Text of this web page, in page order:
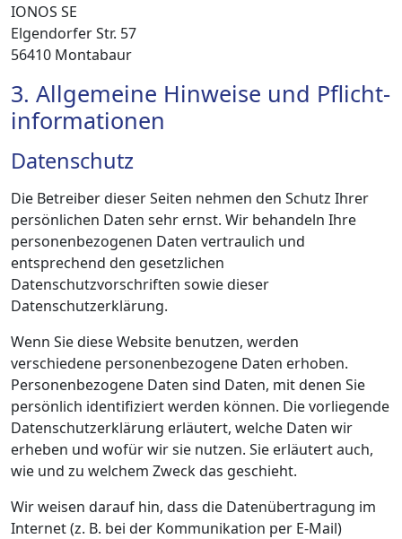
IONOS SE
Elgendorfer Str. 57
56410 Montabaur
3. Allgemeine Hinweise und Pflicht­
informationen
Datenschutz
Die Betreiber dieser Seiten nehmen den Schutz Ihrer
persönlichen Daten sehr ernst. Wir behandeln Ihre
personenbezogenen Daten vertraulich und
entsprechend den gesetzlichen
Datenschutzvorschriften sowie dieser
Datenschutzerklärung.
Wenn Sie diese Website benutzen, werden
verschiedene personenbezogene Daten erhoben.
Personenbezogene Daten sind Daten, mit denen Sie
persönlich identifiziert werden können. Die vorliegende
Datenschutzerklärung erläutert, welche Daten wir
erheben und wofür wir sie nutzen. Sie erläutert auch,
wie und zu welchem Zweck das geschieht.
Wir weisen darauf hin, dass die Datenübertragung im
Internet (z. B. bei der Kommunikation per E-Mail)